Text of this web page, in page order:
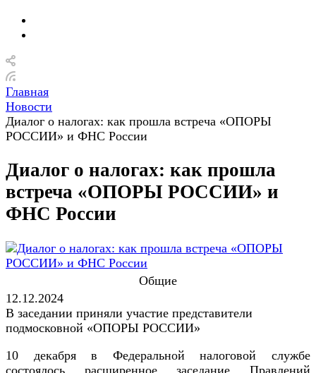
Главная
Новости
Диалог о налогах: как прошла встреча «ОПОРЫ
РОССИИ» и ФНС России
Диалог о налогах: как прошла
встреча «ОПОРЫ РОССИИ» и
ФНС России
Общие
12.12.2024
В заседании приняли участие представители
подмосковной «ОПОРЫ РОССИИ»
10 декабря в Федеральной налоговой службе
состоялось расширенное заседание Правлений